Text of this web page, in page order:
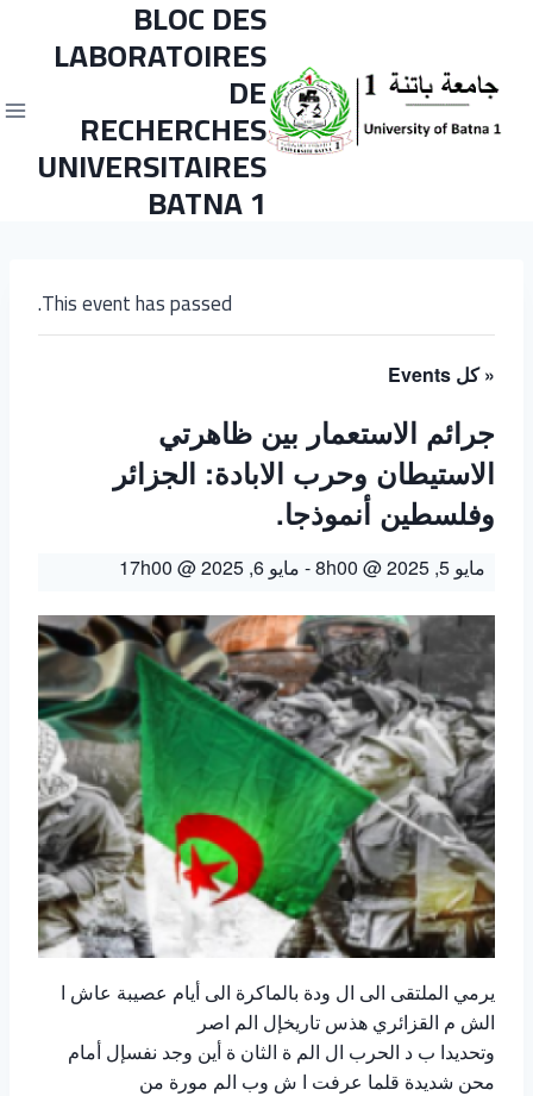
BLOC DES
LABORATOIRES
DE
RECHERCHES
UNIVERSITAIRES
BATNA 1
This event has passed.
« كل Events
جرائم الاستعمار بين ظاهرتي
الاستيطان وحرب الابادة: الجزائر
وفلسطين أنموذجا.
مايو 5, 2025 @ 8h00 - مايو 6, 2025 @ 17h00
يرمي الملتقى الى ال ودة بالماكرة الى أيام عصيبة عاش ا
الش م القزائري هذس تاريخإل الم اصر
وتحديدا ب د الحرب ال الم ة الثان ة أين وجد نفسإل أمام
محن شديدة قلما عرفت ا ش وب الم مورة من